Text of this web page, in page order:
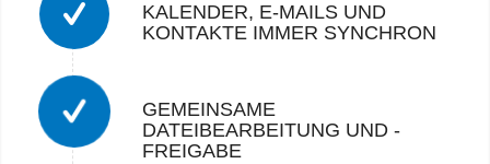
KALENDER, E-MAILS UND
KONTAKTE IMMER SYNCHRON
GEMEINSAME
DATEIBEARBEITUNG UND -
FREIGABE